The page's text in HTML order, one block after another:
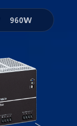
960W